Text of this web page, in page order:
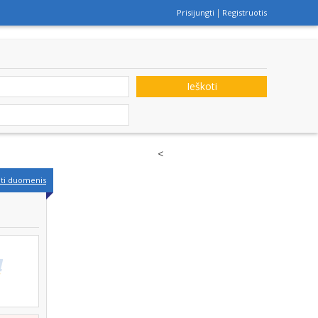
Prisijungti Registruotis
Ieškoti
duomenis
<